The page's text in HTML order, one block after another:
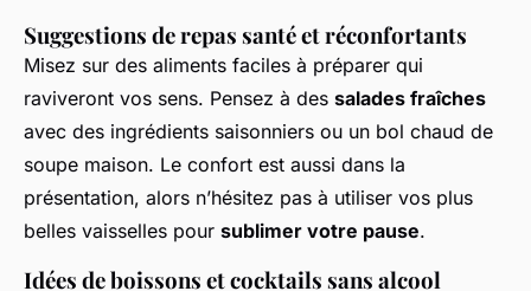
Suggestions de repas santé et réconfortants
Misez sur des aliments faciles à préparer qui
raviveront vos sens. Pensez à des salades fraîches
avec des ingrédients saisonniers ou un bol chaud de
soupe maison. Le confort est aussi dans la
présentation, alors n’hésitez pas à utiliser vos plus
belles vaisselles pour sublimer votre pause.
Idées de boissons et cocktails sans alcool